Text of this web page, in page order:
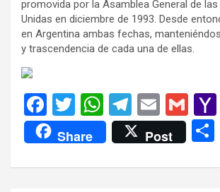
promovida por la Asamblea General de
Unidas en diciembre de 1993. Desde
en Argentina ambas fechas,
y trascendencia de cada una de ellas.
F
a
ce
b
T
wi
tt
er
W
h
at
s
T
el
e
gr
E
m
ail
G
m
ail
Share Post